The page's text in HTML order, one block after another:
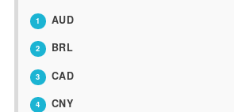
1 AUD
2 BRL
3 CAD
4 CNY